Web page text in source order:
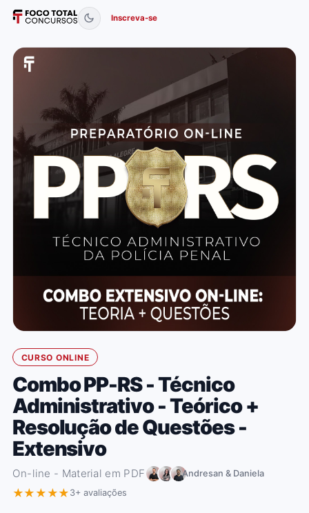
Inscreva-se
CURSO ONLINE
Combo PP-RS - Técnico
Administrativo - Teórico +
Resolução de Questões -
Extensivo
On-line - Material em PDF Andresan & Daniela
★★★★★ 3+ avaliações